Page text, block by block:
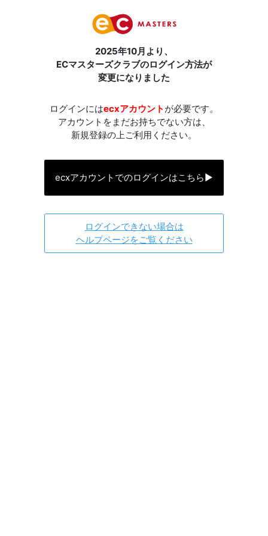
2025年10月より、
ECマスターズクラブのログイン方法が
変更になりました
ログインにはecxアカウント が必要です。
アカウントをまだお持ちでない方は、
新規登録の上ご利用ください。
ecxアカウントでのログインはこちら▶
ログインできない場合は
ヘルプページをご覧ください